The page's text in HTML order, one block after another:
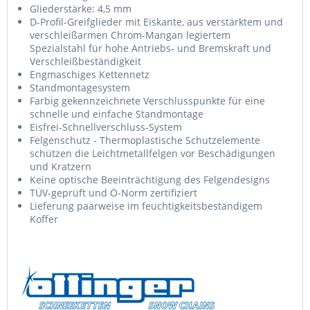
Gliederstärke: 4,5 mm
D-Profil-Greifglieder mit Eiskante, aus verstärktem und
verschleißarmen Chrom-Mangan legiertem
Spezialstahl für hohe Antriebs- und Bremskraft und
Verschleißbeständigkeit
Engmaschiges Kettennetz
Standmontagesystem
Farbig gekennzeichnete Verschlusspunkte für eine
schnelle und einfache Standmontage
Eisfrei-Schnellverschluss-System
Felgenschutz - Thermoplastische Schutzelemente
schützen die Leichtmetallfelgen vor Beschädigungen
und Kratzern
Keine optische Beeinträchtigung des Felgendesigns
TÜV-geprüft und Ö-Norm zertifiziert
Lieferung paarweise im feuchtigkeitsbeständigem
Koffer